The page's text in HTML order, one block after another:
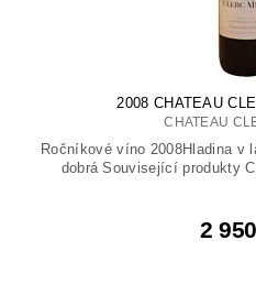
2008 CHATEAU
CHATEAU
Ročníkové víno 2008Hladina v
dobrá Související produkty
2